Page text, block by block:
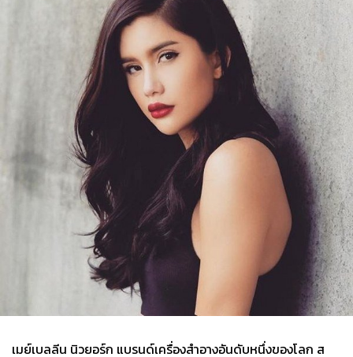
เมย์เบลลีน นิวยอร์ก แบรนด์เครื่องสำอางอันดับหนึ่งของโลก ส